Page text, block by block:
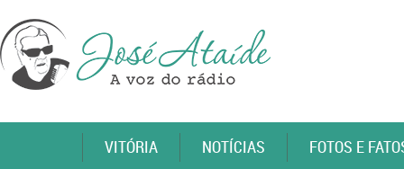
VITÓRIA NOTÍCIAS FOTOS E